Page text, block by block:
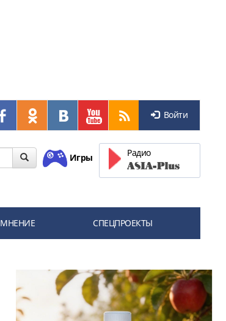
Войти
Игры Радио
МНЕНИЕ СПЕЦПРОЕКТЫ